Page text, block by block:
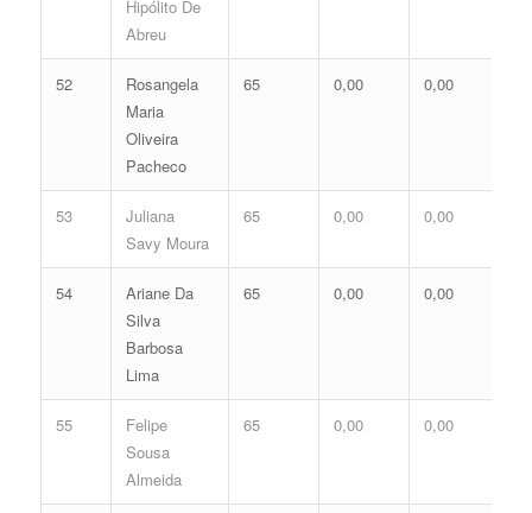
Hipólito De
Abreu
52
Rosangela
Maria
Oliveira
Pacheco
65 0,00 0,00
53
Juliana
Savy Moura
65 0,00 0,00
54
Ariane Da
Silva
Barbosa
Lima
65 0,00 0,00
55
Felipe
Sousa
Almeida
65 0,00 0,00